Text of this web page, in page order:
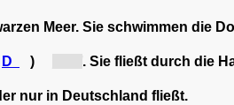
Meer. Sie schwimmen die
D ) . Sie fließt durch die
nur in Deutschland fließt.